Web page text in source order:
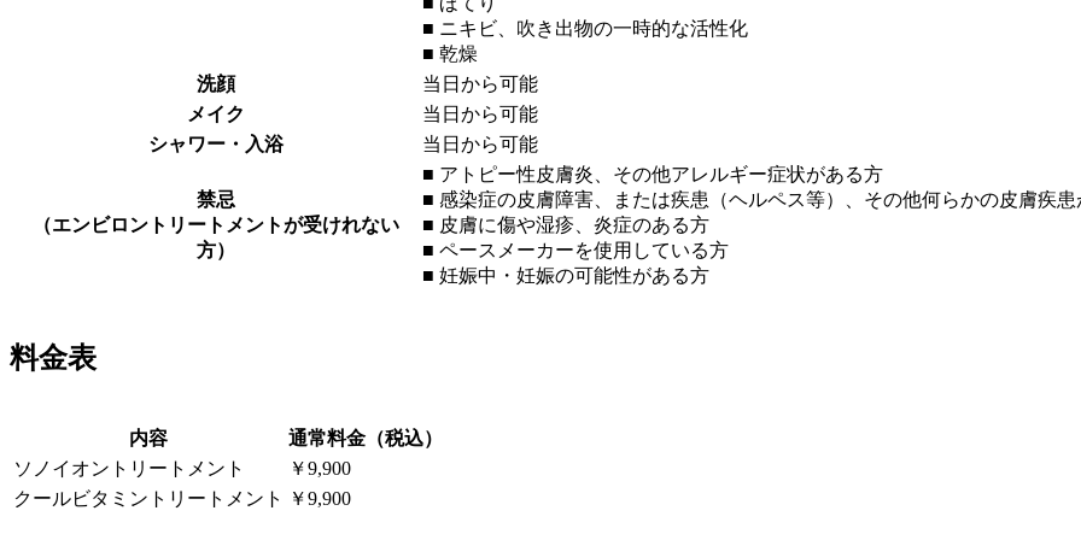
■ ニキビ、吹き出物の一時的な活性化
■ 乾燥
洗顔
当日から可能
メイク
当日から可能
シャワー・入浴
当日から可能
禁忌
（エンビロントリートメントが受けれない
方）
■ アトピー性皮膚炎、その他アレルギー症状がある方
■ 感染症の皮膚障害、または疾患（ヘルペス等）、その他何らかの皮膚疾
■ 皮膚に傷や湿疹、炎症のある方
■ ペースメーカーを使用している方
■ 妊娠中・妊娠の可能性がある方
料金表
内容
通常料金（税込）
ソノイオントリートメント
￥9,900
クールビタミントリートメント
￥9,900